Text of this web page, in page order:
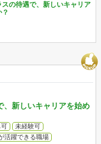
の待遇で、新しいキャリア
、新しいキャリアを始め
未経験可
活躍できる職場